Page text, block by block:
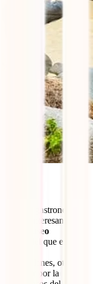
y gastronómica
interesantes en
Museo
obras del que es,
tantos planes, otro
un tour por la